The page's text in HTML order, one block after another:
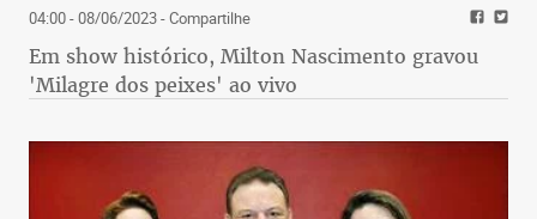
04:00 - 08/06/2023- Compartilhe
Em show histórico, Milton Nascimento gravou
'Milagre dos peixes' ao vivo